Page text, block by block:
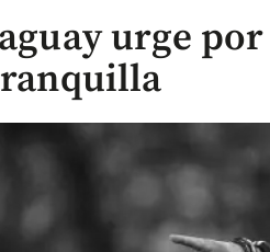
urge